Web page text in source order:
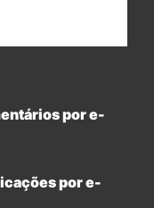
por e-
por e-